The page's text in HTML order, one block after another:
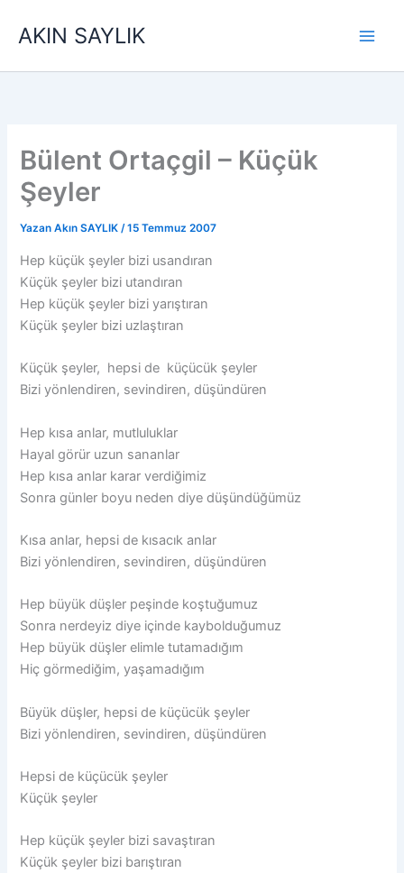
AKIN SAYLIK
Bülent Ortaçgil – Küçük
Şeyler
Yazan Akın SAYLIK/15 Temmuz 2007
Hep küçük şeyler bizi usandıran
Küçük şeyler bizi utandıran
Hep küçük şeyler bizi yarıştıran
Küçük şeyler bizi uzlaştıran
Küçük şeyler, hepsi de küçücük şeyler
Bizi yönlendiren, sevindiren, düşündüren
Hep kısa anlar, mutluluklar
Hayal görür uzun sananlar
Hep kısa anlar karar verdiğimiz
Sonra günler boyu neden diye düşündüğümüz
Kısa anlar, hepsi de kısacık anlar
Bizi yönlendiren, sevindiren, düşündüren
Hep büyük düşler peşinde koştuğumuz
Sonra nerdeyiz diye içinde kaybolduğumuz
Hep büyük düşler elimle tutamadığım
Hiç görmediğim, yaşamadığım
Büyük düşler, hepsi de küçücük şeyler
Bizi yönlendiren, sevindiren, düşündüren
Hepsi de küçücük şeyler
Küçük şeyler
Hep küçük şeyler bizi savaştıran
Küçük şeyler bizi barıştıran